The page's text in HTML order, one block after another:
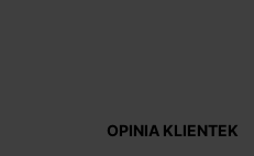
OPINIA KLIENTEK